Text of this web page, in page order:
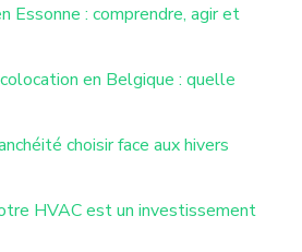
Essonne : comprendre, agir et
en Belgique : quelle
choisir face aux hivers
HVAC est un investissement